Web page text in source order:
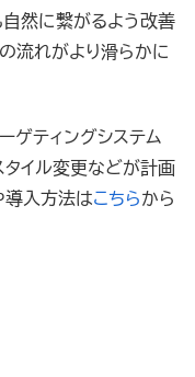
自然に繋がるよう改善
流れがより滑らかに
ゲティングシステム
タイル変更などが計画
導入方法はこちらから